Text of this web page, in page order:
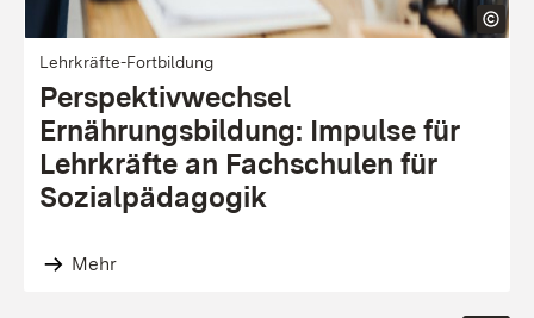
Lehrkräfte-Fortbildung
Perspektivwechsel
Ernährungsbildung: Impulse für
Lehrkräfte an Fachschulen für
Sozialpädagogik
Mehr